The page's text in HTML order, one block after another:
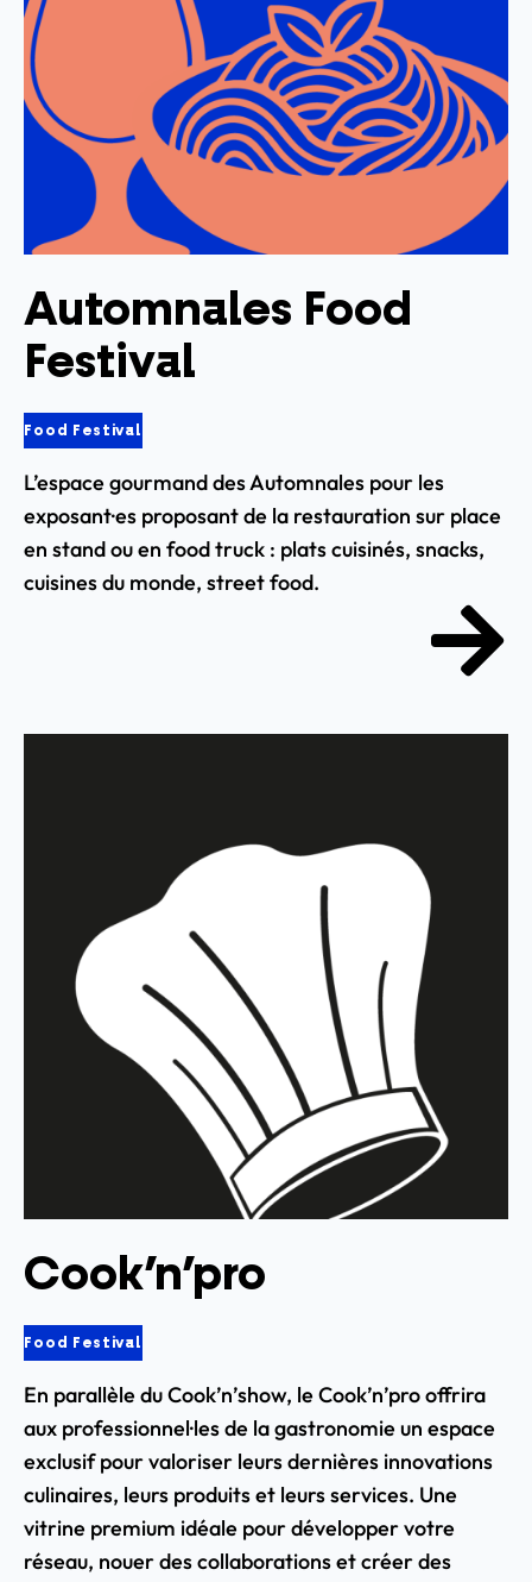
Automnales Food
Festival
Food Festival
L’espace gourmand des Automnales pour les
exposant·es proposant de la restauration sur place
en stand ou en food truck : plats cuisinés, snacks,
cuisines du monde, street food.
Cook’n’pro
Food Festival
En parallèle du Cook’n’show, le Cook’n’pro offrira
aux professionnel·les de la gastronomie un espace
exclusif pour valoriser leurs dernières innovations
culinaires, leurs produits et leurs services. Une
vitrine premium idéale pour développer votre
réseau, nouer des collaborations et créer des